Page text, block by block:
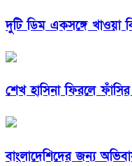
দুটি ডিম একসঙ্গে খাওয়া
শেখ হাসিনা ফিরলে
বাংলাদেশিদের জন্য